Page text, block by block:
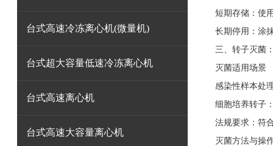
台式高速冷冻离心机(微量机)
台式超大容量低速冷冻离心机
台式高速离心机
台式高速大容量离心机
短期存储：使
长期停用：涂
三、转子灭菌
灭菌适用场景
感染性样本处
细胞培养转子
法规要求：符
灭菌方法与操